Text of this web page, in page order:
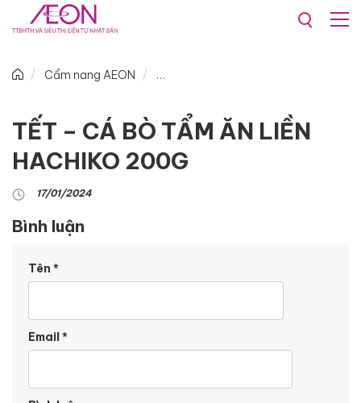
Cẩm nang AEON
TẾT – CÁ BÒ TẨM ĂN LIỀN
HACHIKO 200G
17/01/2024
Bình luận
Tên *
Email*